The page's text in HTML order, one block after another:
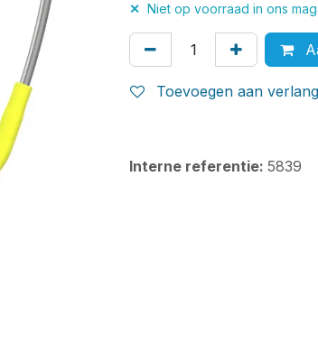
✕ Niet op voorraad in ons
Toevoegen aan
Interne referentie: 5839